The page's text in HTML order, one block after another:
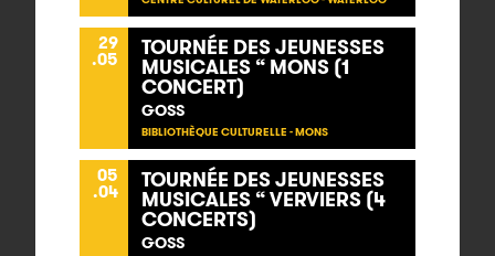
29
.05 TOURNÉE DES JEUNESSES
MUSICALES “ MONS (1
CONCERT)
GOSS
BIBLIOTHÈQUE CULTURELLE - MONS
05
.04 TOURNÉE DES JEUNESSES
MUSICALES “ VERVIERS (4
CONCERTS)
GOSS